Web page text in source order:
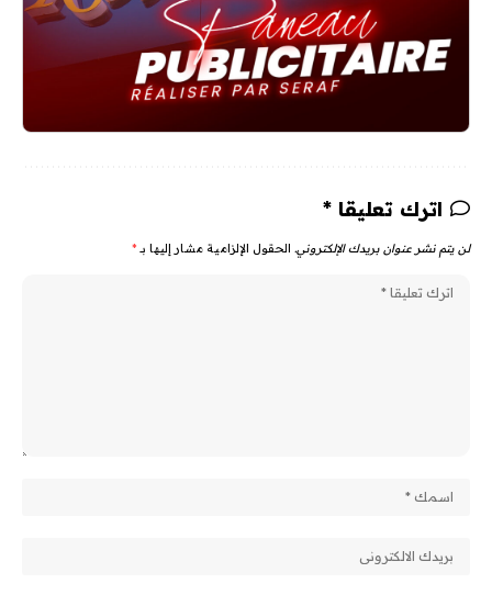
اترك تعليقا *
لن يتم نشر عنوان بريدك الإلكتروني. الحقول الإلزامية مشار إليها بـ *